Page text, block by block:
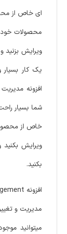
ای خاص از
محصولات
ویرایش بزنید
یک کار
افزونه
شما بسیار
خاص از
ویرایش بکنید
بکنید.
مدیریت و
میتوانید